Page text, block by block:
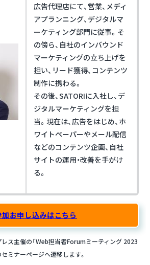
広告代理店にて、営業、メディ
アプランニング、デジタルマ
ーケティング部門に従事。そ
の傍ら、自社のインバウンド
マーケティングの立ち上げを
担い、リード獲得、コンテンツ
制作に携わる。
その後、SATORIに入社し、デ
ジタルマーケティングを担
当。現在は、広告をはじめ、ホ
ワイトペーパーやメール配信
などのコンテンツ企画、自社
サイトの運用・改善を手がけ
る。
加お申し込みはこちら
ス主催の「Web担当者Forumミーティング 2023
セミナーページへ遷移します。